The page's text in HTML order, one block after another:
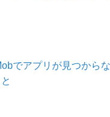
でアプリが見つから